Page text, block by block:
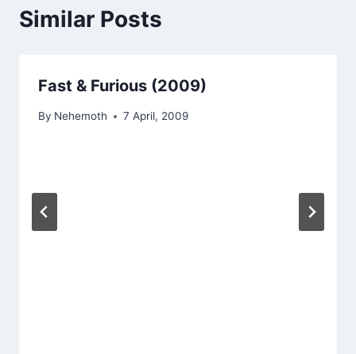
Similar Posts
Fast & Furious (2009)
By Nehemoth 7 April, 2009